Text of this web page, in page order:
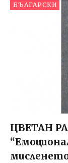
БЪЛГАРСКИ
ЦВЕТАН